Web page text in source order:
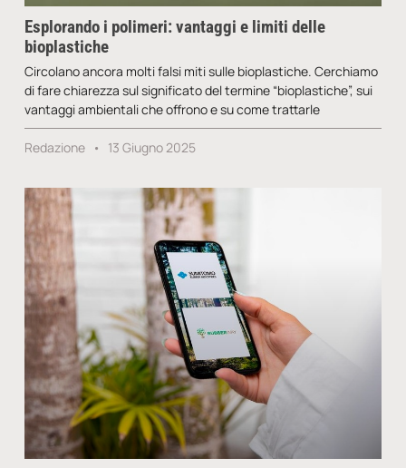
Esplorando i polimeri: vantaggi e limiti delle
bioplastiche
Circolano ancora molti falsi miti sulle bioplastiche. Cerchiamo
di fare chiarezza sul significato del termine “bioplastiche”, sui
vantaggi ambientali che offrono e su come trattarle
Redazione 13 Giugno 2025